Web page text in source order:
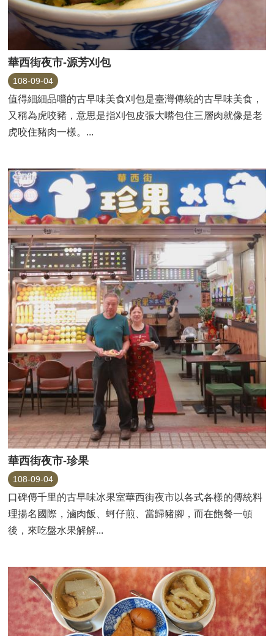
華西街夜市-源芳刈包
108-09-04
值得細細品嚐的古早味美食刈包是臺灣傳統的古早味美食，
又稱為虎咬豬，意思是指刈包皮張大嘴包住三層肉就像是老
虎咬住豬肉一樣。...
華西街夜市-珍果
108-09-04
口碑傳千里的古早味冰果室華西街夜市以各式各樣的傳統料
理揚名國際，滷肉飯、蚵仔煎、當歸豬腳，而在飽餐一頓
後，來吃盤水果解解...